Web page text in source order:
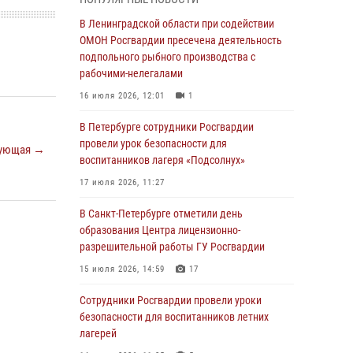
→
04 августа 2026, 14:05
В Зеленогорске сотрудники Росгвардии, став
очевидцами серьезного ДТП, вызвали на
пострадавшим
03 августа 2026, 14:15 3 1
03 августа 2026, 13:26 5
В Ленинградской области сотрудники
Росгвардии обнаружили пропавшего
вернуться домой
03 августа 2026, 11:51
В Санкт-Петербурге при содействии СОБР
В Ленинградской области при содействии
ОМОН Росгвардии пресечена деятельность
подпольного рыбного производства с
рабочими-нелегалами
16 июля 2026, 12:01 1
В Петербурге сотрудники Росгвардии
провели урок безопасности для
воспитанников лагеря «Подсолнух»
17 июля 2026, 11:27
В Санкт-Петербурге отметили день
образования Центра лицензионно-
разрешительной работы ГУ Росгвардии
15 июля 2026, 14:59 17
Сотрудники Росгвардии провели уроки
безопасности для воспитанников летних
лагерей